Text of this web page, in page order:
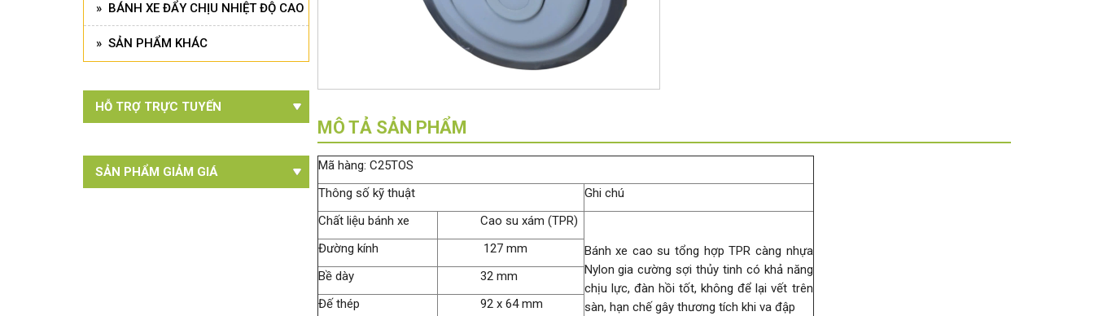
» BÁNH XE ĐẨY CHỊU NHIỆT ĐỘ CAO
» SẢN PHẨM KHÁC
HỖ TRỢ TRỰC TUYẾN
SẢN PHẨM GIẢM GIÁ
MÔ TẢ SẢN PHẨM
Mã hàng: C25TOS
Thông số kỹ thuật
Ghi chú
Chất liệu bánh xe
Cao su xám (TPR)
Bánh xe cao su tổng hợp TPR càng nhựa
Nylon gia cường sợi thủy tinh có khả năng
chịu lực, đàn hồi tốt, không để lại vết trên
sàn, hạn chế gây thương tích khi va đập
Đường kính
127 mm
Bề dày
32 mm
Đế thép
92 x 64 mm